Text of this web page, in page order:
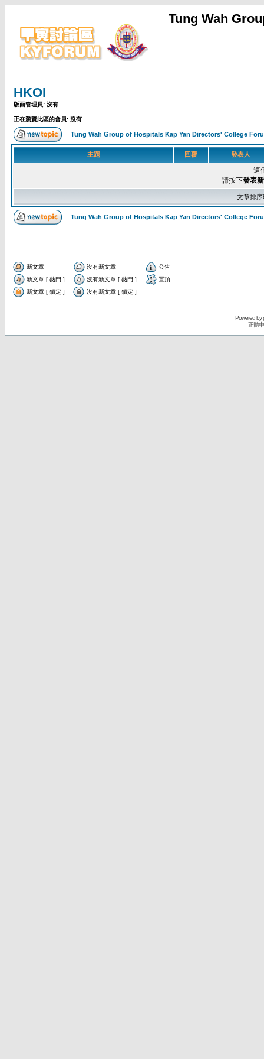
Tung Wah
HKOI
版面管理員: 沒有
正在瀏覽此區的會員: 沒有
Tung Wah Group of Hospitals Kap Yan Directors' College
主題 回覆 發表人
這
請按下發表
文章排
Tung Wah Group of Hospitals Kap Yan Directors' College
新文章 沒有新文章
公告
新文章 [ 熱門 ]
沒有新文章 [ 熱門 ]
置頂
新文章 [ 鎖定 ]
沒有新文章 [ 鎖定 ]
Powered by
正體